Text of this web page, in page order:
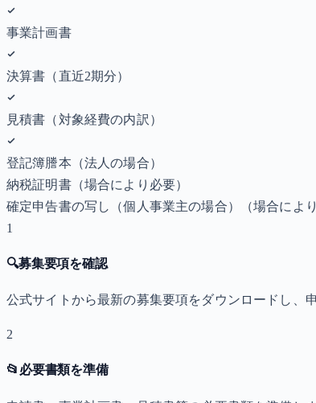
事業計画書
決算書（直近2期分）
見積書（対象経費の内訳）
登記簿謄本（法人の場合）
納税証明書（場合により必要）
確定申告書の写し（個人事業主の場合）
（場合によ
1
🔍募集要項を確認
公式サイトから最新の募集要項をダウンロードし、
2
📂 必要書類を準備